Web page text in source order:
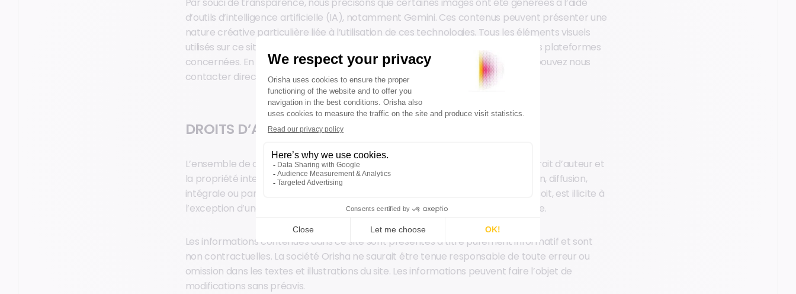
d’outils d’intelligence artificielle (IA), notamment Gemini. Ces contenus peuvent présenter une
nature créative particulière liée à l’utilisation de ces technologies. Tous les éléments visuels
utilisés sur ce site respectent les droits d’auteur et les conditions d’utilisation des plateformes
concernées. En cas de question ou d’objection sur un contenu spécifique, vous pouvez nous
contacter directement via les coordonnées indiquées sur ce site.
DROITS D’AUTEUR ET PROPRIÉTÉ INTELLECTUELLE
L’ensemble de ce site relève de la législation française et internationale sur le droit d’auteur et
la propriété intellectuelle. Toute copie, reproduction, représentation, adaptation, diffusion,
intégrale ou partielle, du contenu du site d’Orisha, par quelque procédé que ce soit, est illicite à
l’exception d’une unique copie réservée à l’usage exclusivement privé du copiste.
Les informations contenues dans ce site sont présentes à titre purement informatif et sont
non contractuelles. La société Orisha ne saurait être tenue responsable de toute erreur ou
omission dans les textes et illustrations du site. Les informations peuvent faire l’objet de
modifications sans préavis.